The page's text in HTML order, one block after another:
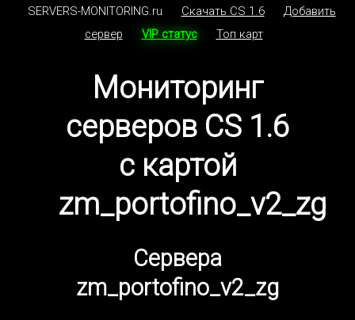
SERVERS-MONITORING.ru Скачать CS 1.6
Добавить
сервер
VIP статус Топ карт
Мониторинг
серверов CS 1.6
с картой
zm_portofino_v2_zg
Сервера
zm_portofino_v2_zg